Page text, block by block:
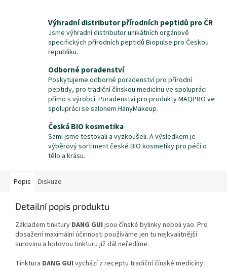
Výhradní distributor přírodních peptidů pro ČR
Jsme výhradní distributor unikátních orgánově
specifických přírodních peptidů Biopulse pro Českou
republiku.
Odborné poradenství
Poskytujeme odborné poradenství pro přírodní
peptidy, pro tradiční čínskou medicínu ve spolupráci
přímo s výrobci. Poradenství pro produkty MAQPRO ve
spolupráci se salonem HanyMakeup.
Česká BIO kosmetika
Sami jsme testovali a vyzkoušeli. A výsledkem je
výběrový sortiment české BIO kosmetiky pro péči o
tělo a krásu.
Popis Diskuze
Detailní popis produktu
Základem tinktury DANG GUI jsou čínské bylinky neboli yao. Pro
dosažení maximální účinnosti používáme jen tu nejkvalitnější
surovinu a hotovou tinkturu již dál neředíme.
Tinktura DANG GUI vychází z receptu tradiční čínské medicíny.